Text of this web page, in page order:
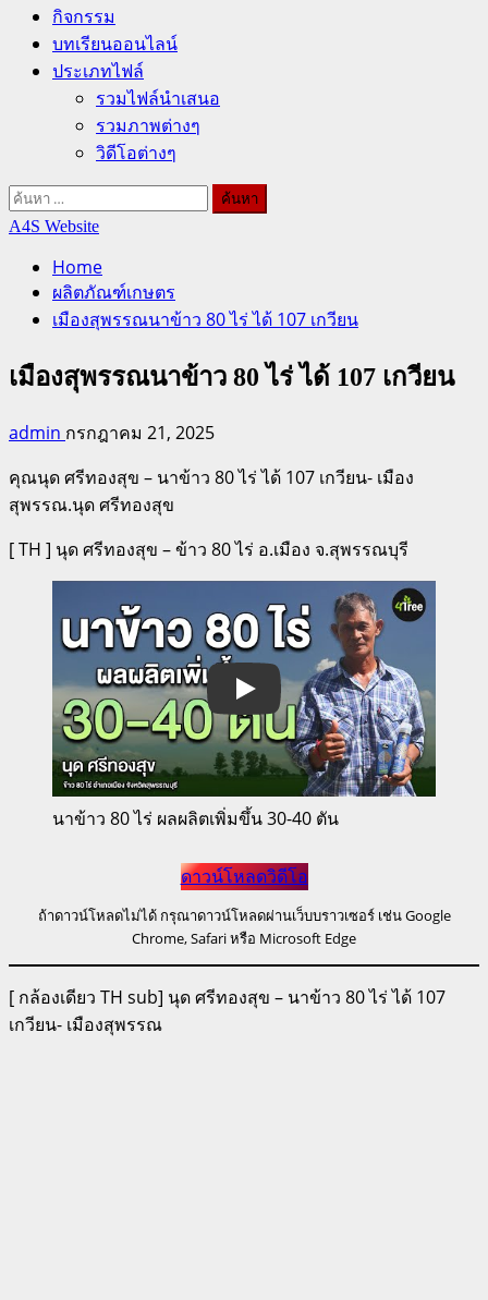
กิจกรรม
บทเรียนออนไลน์
ประเภทไฟล์
รวมไฟล์นำเสนอ
รวมภาพต่างๆ
วิดีโอต่างๆ
ค้นหา
สำหรับ:
A4S Website
Home
ผลิตภัณฑ์เกษตร
เมืองสุพรรณนาข้าว 80 ไร่ ได้ 107 เกวียน
เมืองสุพรรณนาข้าว 80 ไร่ ได้ 107 เกวียน
admin กรกฎาคม 21, 2025
คุณนุด ศรีทองสุข – นาข้าว 80 ไร่ ได้ 107 เกวียน- เมือง
สุพรรณ.นุด ศรีทองสุข
[ TH ] นุด ศรีทองสุข – ข้าว 80 ไร่ อ.เมือง จ.สุพรรณบุรี
Play
นาข้าว 80 ไร่ ผลผลิตเพิ่มขึ้น 30-40 ตัน
ดาวน์โหลดวิดีโอ
ถ้าดาวน์โหลดไม่ได้ กรุณาดาวน์โหลดผ่านเว็บบราวเซอร์ เช่น Google
Chrome, Safari หรือ Microsoft Edge
[ กล้องเดียว TH sub] นุด ศรีทองสุข – นาข้าว 80 ไร่ ได้ 107
เกวียน- เมืองสุพรรณ